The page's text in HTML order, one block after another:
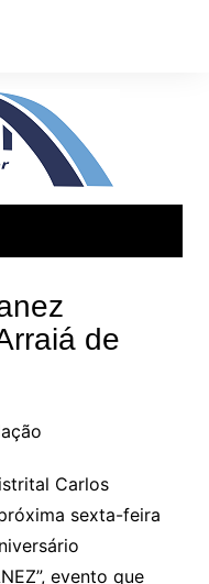
de
Carlos
sexta-feira
evento que